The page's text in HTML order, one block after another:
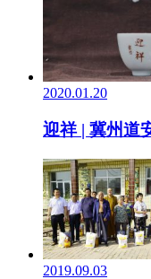
2020.01.20
迎祥 | 冀州道
2019.09.03